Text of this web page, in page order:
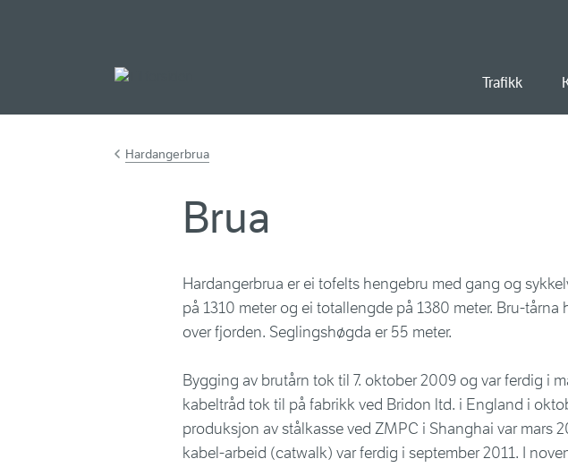
Trafikk
Hardangerbrua
Brua
Hardangerbrua er ei tofelts hengebru med gang og
på 1310 meter og ei totallengde på 1380 meter. Bru-
over fjorden. Seglingshøgda er 55 meter.
Bygging av brutårn tok til 7. oktober 2009 og var ferdig i
kabeltråd tok til på fabrikk ved Bridon ltd. i England i
produksjon av stålkasse ved ZMPC i Shanghai var mars
kabel-arbeid (catwalk) var ferdig i september 2011. I